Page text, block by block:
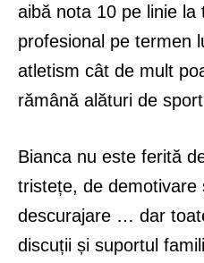
aibă nota 10 pe linie la
profesional pe termen
atletism cât de mult
rămână alături de
Bianca nu este ferită
tristețe, de demotivare
descurajare … dar
discuții și suportul